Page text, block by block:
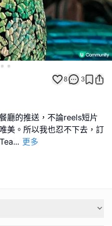
8 3
廳的推送，不論reels短片
美。所以我也忍不下去，訂
... 更多